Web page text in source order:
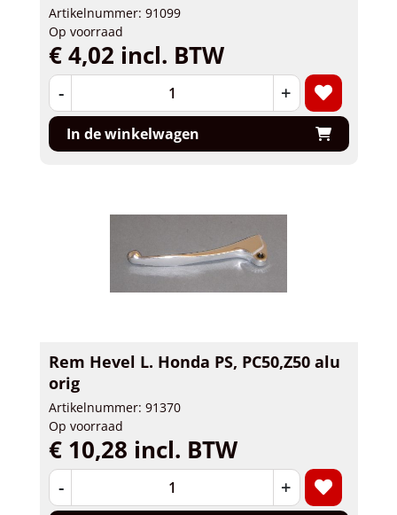
Artikelnummer: 91099
Op voorraad
€ 4,02 incl. BTW
- +
In de winkelwagen
Rem Hevel L. Honda PS, PC50,Z50 alu
orig
Artikelnummer: 91370
Op voorraad
€ 10,28 incl. BTW
- +